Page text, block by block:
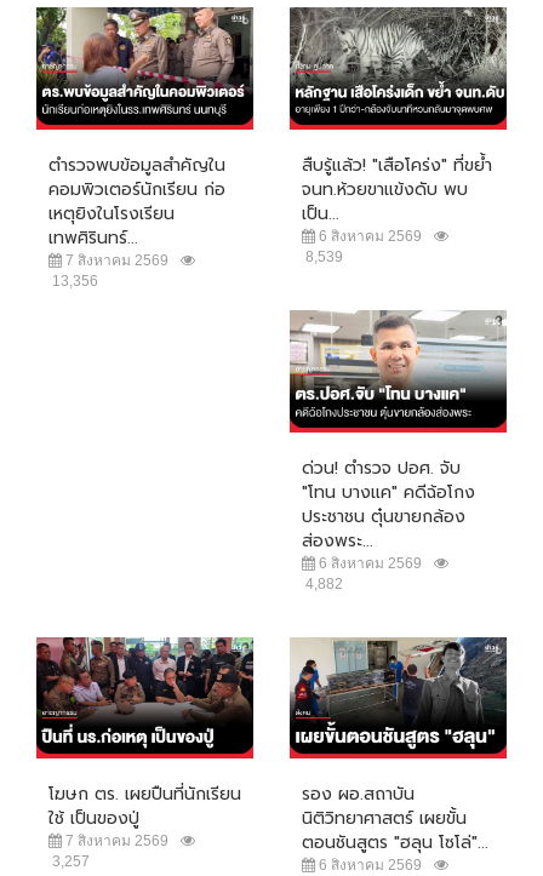
ตำรวจพบข้อมูลสำคัญใน
คอมพิวเตอร์นักเรียน ก่อ
เหตุยิงในโรงเรียน
เทพศิรินทร์...
7 สิงหาคม 2569
13,356
สืบรู้แล้ว! "เสือโคร่ง" ที่ขย้ำ
จนท.ห้วยขาแข้งดับ พบ
เป็น...
6 สิงหาคม 2569
8,539
ด่วน! ตำรวจ ปอศ. จับ
"โทน บางแค" คดีฉ้อโกง
ประชาชน ตุ๋นขายกล้อง
ส่องพระ...
6 สิงหาคม 2569
4,882
โฆษก ตร. เผยปืนที่นักเรียน
ใช้ เป็นของปู่
7 สิงหาคม 2569
3,257
รอง ผอ.สถาบัน
นิติวิทยาศาสตร์ เผยขั้น
ตอนชันสูตร "ฮลุน โซโล่"...
6 สิงหาคม 2569